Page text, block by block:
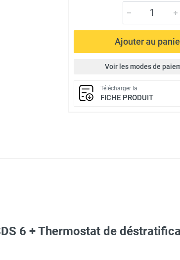
Ajouter au
Voir les modes de
Télécharger la
FICHE PRODUIT
M - HUSQVARNA
6 + Thermostat de